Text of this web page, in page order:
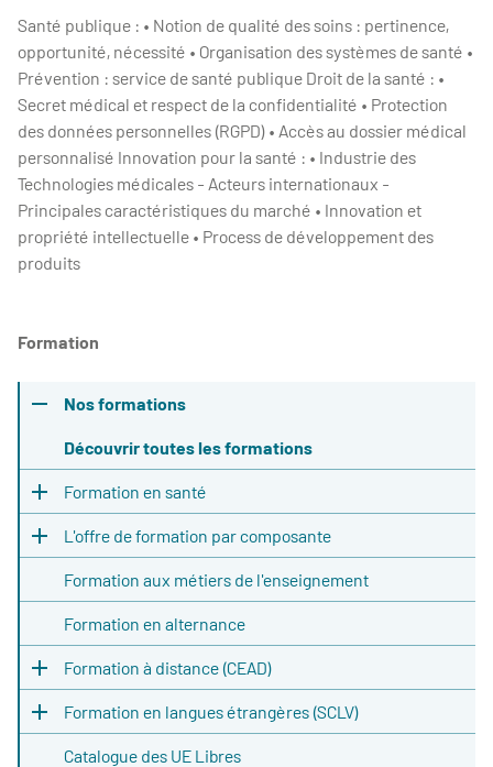
Santé publique : • Notion de qualité des soins : pertinence,
opportunité, nécessité • Organisation des systèmes de santé •
Prévention : service de santé publique Droit de la santé : •
Secret médical et respect de la confidentialité • Protection
des données personnelles (RGPD) • Accès au dossier médical
personnalisé Innovation pour la santé : • Industrie des
Technologies médicales - Acteurs internationaux -
Principales caractéristiques du marché • Innovation et
propriété intellectuelle • Process de développement des
produits
Formation
Nos formations
Découvrir toutes les formations
Formation en santé
L'offre de formation par composante
Formation aux métiers de l'enseignement
Formation en alternance
Formation à distance (CEAD)
Formation en langues étrangères (SCLV)
Catalogue des UE Libres